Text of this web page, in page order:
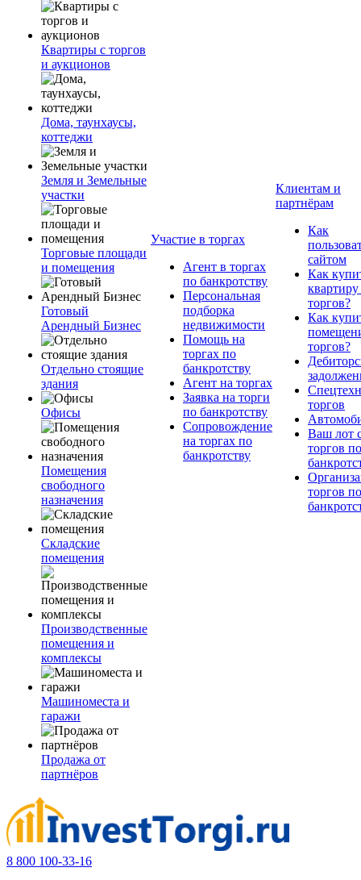
Квартиры с торгов
и аукционов
Дома, таунхаусы,
коттеджи
Земля и Земельные
участки
Торговые площади
и помещения
Готовый
Арендный Бизнес
Отдельно стоящие
здания
Офисы
Помещения
свободного
назначения
Складские
помещения
Производственные
помещения и
комплексы
Машиноместа и
гаражи
Продажа от
партнёров
Участие в торгах
Агент в торгах
по банкротству
Персональная
подборка
недвижимости
Помощь на
торгах по
банкротству
Агент на торгах
Заявка на торги
по банкротству
Сопровождение
на торгах по
банкротству
Клиентам и
партнёрам
Как
сайтом
Как
квартиру
торгов?
Как
торгов?
торгов
Ваш лот
торгов по
торгов по
8 800 100-33-16